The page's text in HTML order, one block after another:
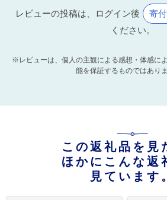
レビューの投稿は、ログイン後 寄
ください。
※レビューは、個人の主観による感想・体感に
能を保証するものではありま
この返礼品を見
ほかにこんな返
見ています